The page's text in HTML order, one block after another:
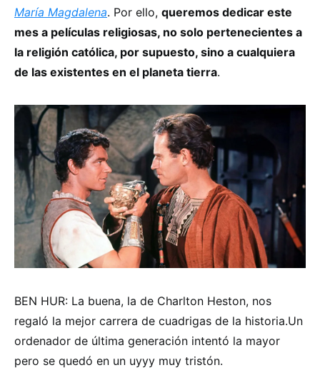
María Magdalena. Por ello, queremos dedicar este
mes a películas religiosas, no solo pertenecientes a
la religión católica, por supuesto, sino a cualquiera
de las existentes en el planeta tierra.
BEN HUR: La buena, la de Charlton Heston, nos
regaló la mejor carrera de cuadrigas de la historia.Un
ordenador de última generación intentó la mayor
pero se quedó en un uyyy muy tristón.